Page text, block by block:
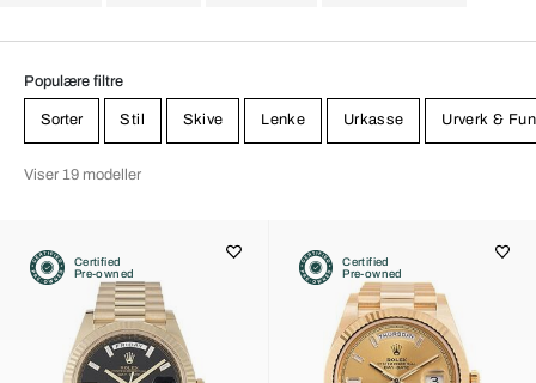
Populære filtre
Sorter Stil Skive Lenke Urkasse Urverk &
Viser 19 modeller
Certified
Pre-owned
Certified
Pre-owned